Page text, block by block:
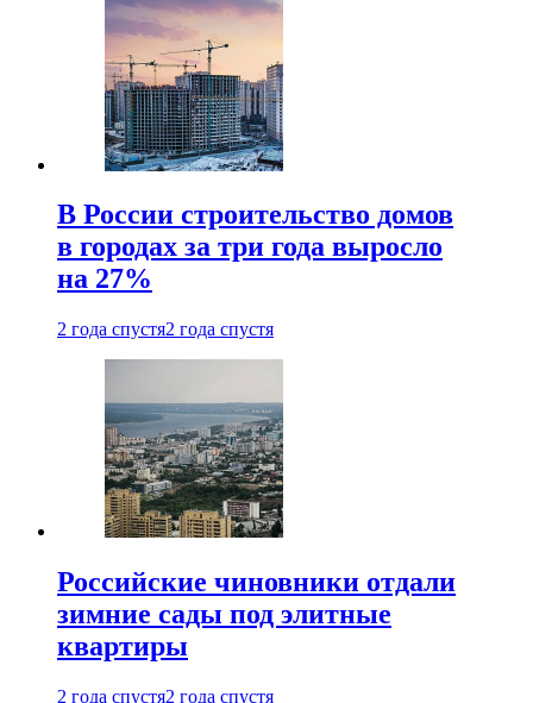
В России строительство домов
в городах за три года выросло
на 27%
2 года спустя2 года спустя
Российские чиновники отдали
зимние сады под элитные
квартиры
2 года спустя2 года спустя